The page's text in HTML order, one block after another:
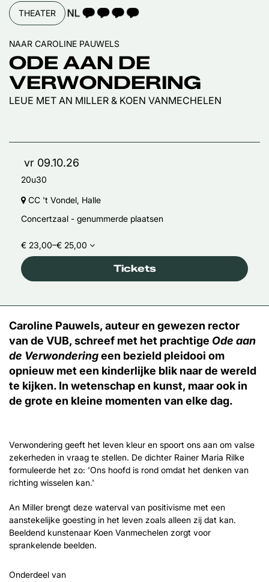
THEATER TAALICOON 4
ODE AAN DE
VERWONDERING
LEUE MET AN MILLER & KOEN VANMECHELEN
NAAR CAROLINE PAUWELS
vr 09.10.26
20u30
CC 't Vondel, Halle
Concertzaal - genummerde plaatsen
€ 23,00–€ 25,00
Tickets
Caroline Pauwels, auteur en gewezen rector
van de VUB, schreef met het prachtige Ode aan
de Verwonderingeen bezield pleidooi om
opnieuw met een kinderlijke blik naar de wereld
te kijken. In wetenschap en kunst, maar ook in
de grote en kleine momenten van elke dag.
Verwondering geeft het leven kleur en spoort ons aan om valse
zekerheden in vraag te stellen. De dichter Rainer Maria Rilke
formuleerde het zo: 'Ons hoofd is rond omdat het denken van
richting wisselen kan.'
An Miller brengt deze waterval van positivisme met een
aanstekelijke goesting in het leven zoals alleen zij dat kan.
Beeldend kunstenaar Koen Vanmechelen zorgt voor
sprankelende beelden.
Onderdeel van